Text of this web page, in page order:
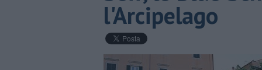
l'Arcipelago